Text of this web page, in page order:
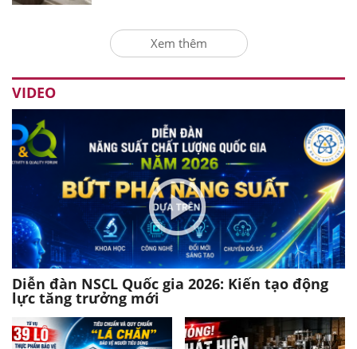
Xem thêm
VIDEO
Diễn đàn NSCL Quốc gia 2026: Kiến tạo động
lực tăng trưởng mới